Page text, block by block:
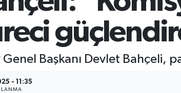
Genel Başkanı Devlet Bahçeli,
- 11:35